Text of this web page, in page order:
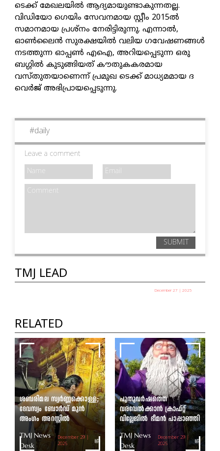
ടെക്ക് മേഖലയില്‍ ആദ്യമായുണ്ടാകുന്നതല്ല.
വിഡിയോ ഗെയിം സേവനമായ സ്റ്റീം 2015ല്‍
സമാനമായ പ്രശ്‌നം നേരിട്ടിരുന്നു. എന്നാല്‍,
ഓണ്‍ലൈന്‍ സുരക്ഷയില്‍ വലിയ ഗവേഷണങ്ങള്‍
നടത്തുന്ന ഓപ്പണ്‍ എഐ, അറിയപ്പെടുന്ന ഒരു
ബഗ്ഗില്‍ കുടുങ്ങിയത് കൗതുകകരമായ
വസ്തുതയാണെന്ന് പ്രമുഖ ടെക്ക് മാധ്യമമായ ദ
വെര്‍ജ് അഭിപ്രായപ്പെടുന്നു.
#daily
Leave a comment
SUBMIT
TMJ LEAD
December 27 | 2025
RELATED
ശബരിമല സ്വർണ്ണക്കൊള്ള;
ദേവസ്വം ബോർഡ് മുൻ
അംഗം അറസ്റ്റിൽ
TMJ News
Desk
December 29 |
2025
പുതുവർഷത്തെ
വരവേൽക്കാൻ ക്രാഫ്റ്റ്
വില്ലേജിൽ ഭീമൻ പാപ്പാഞ്ഞി
TMJ News
Desk
December 29 |
2025